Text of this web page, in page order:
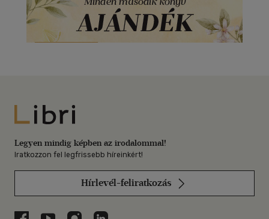
Libri
Legyen mindig képben az irodalommal!
Iratkozzon fel legfrissebb híreinkért!
Hírlevél-feliratkozás